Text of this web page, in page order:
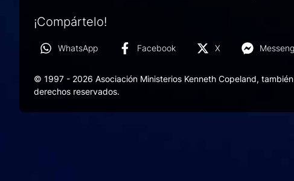
¡Compártelo!
WhatsApp Facebook X
© 1997 - 2026 Asociación Ministerios Kenneth Copeland,
derechos reservados.